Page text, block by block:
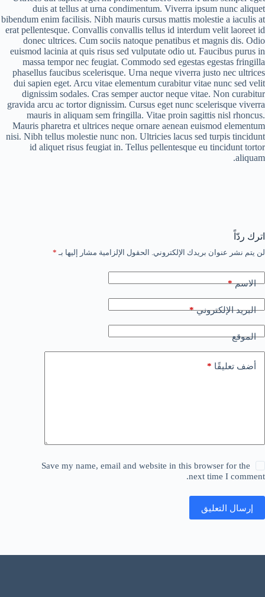
duis at tellus at urna condimentum. Viverra ipsum nunc aliquet
bibendum enim facilisis. Nibh mauris cursus mattis molestie a iaculis at
erat pellentesque. Convallis convallis tellus id interdum velit laoreet id
donec ultrices. Cum sociis natoque penatibus et magnis dis. Odio
euismod lacinia at quis risus sed vulputate odio ut. Faucibus purus in
massa tempor nec feugiat. Commodo sed egestas egestas fringilla
phasellus faucibus scelerisque. Urna neque viverra justo nec ultrices
dui sapien eget. Arcu vitae elementum curabitur vitae nunc sed velit
dignissim sodales. Cras semper auctor neque vitae. Non curabitur
gravida arcu ac tortor dignissim. Cursus eget nunc scelerisque viverra
mauris in aliquam sem fringilla. Vitae proin sagittis nisl rhoncus.
Mauris pharetra et ultrices neque ornare aenean euismod elementum
nisi. Nibh tellus molestie nunc non. Ultricies lacus sed turpis tincidunt
id aliquet risus feugiat in. Tellus pellentesque eu tincidunt tortor
aliquam.
اترك ردّاً
لن يتم نشر عنوان بريدك الإلكتروني. الحقول الإلزامية مشار إليها بـ *
الاسم*
البريد الإلكتروني*
الموقع
أضف تعليقًا *
Save my name, email and website in this browser for the
next time I comment.
إرسال التعليق